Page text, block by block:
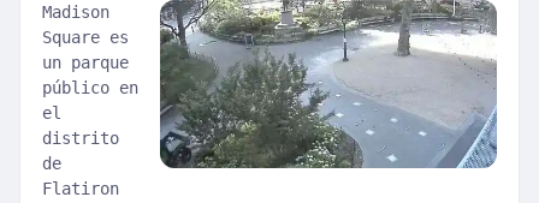
Madison
Square es
un parque
público en
el
distrito
de
Flatiron